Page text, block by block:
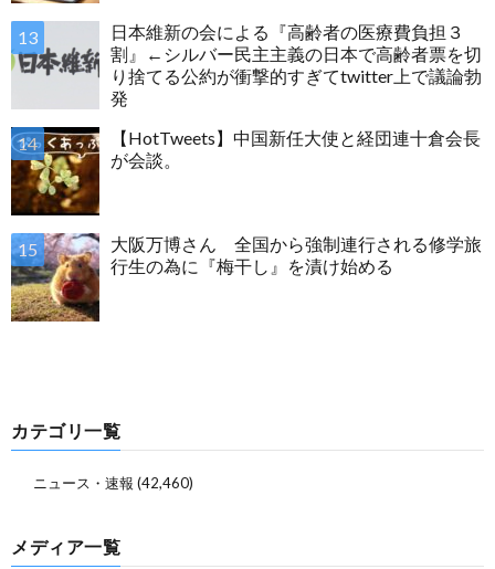
日本維新の会による『高齢者の医療費負担３
割』←シルバー民主主義の日本で高齢者票を切
り捨てる公約が衝撃的すぎてtwitter上で議論勃
発
【HotTweets】中国新任大使と経団連十倉会長
が会談。
大阪万博さん 全国から強制連行される修学旅
行生の為に『梅干し』を漬け始める
カテゴリ一覧
ニュース・速報 (42,460)
メディア一覧